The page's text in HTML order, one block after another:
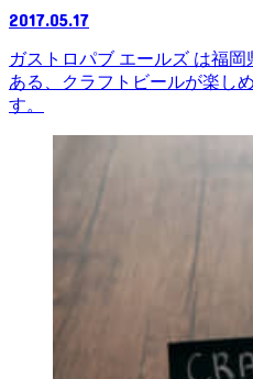
2017.05.17
ガストロパブ エールズ は福岡
ある、クラフトビールが楽し
す。